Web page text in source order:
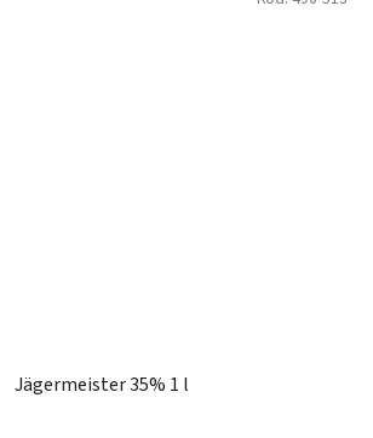
Jägermeister 35% 1 l